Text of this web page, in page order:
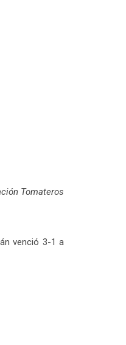
Tomateros
venció 3-1 a